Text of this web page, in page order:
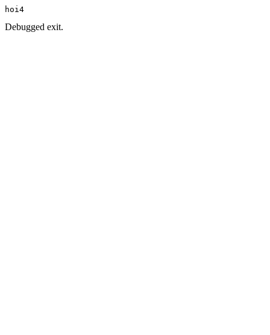
hoi4
Debugged exit.